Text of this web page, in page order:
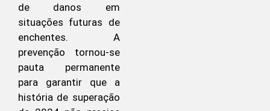
de danos em
situações futuras de
enchentes. A
prevenção tornou-se
pauta permanente
para garantir que a
história de superação